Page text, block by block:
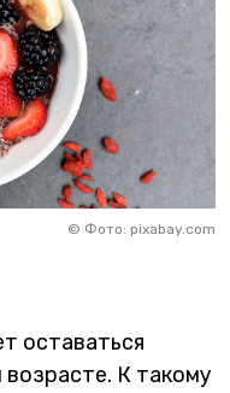
© Фото: pixabay.com
оставаться
К такому